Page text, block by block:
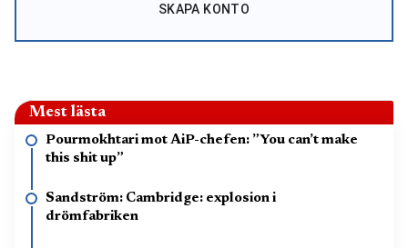
SKAPA KONTO
Mest lästa
Pourmokhtari mot AiP-chefen: ”You can’t make
this shit up”
Sandström: Cambridge: explosion i
drömfabriken